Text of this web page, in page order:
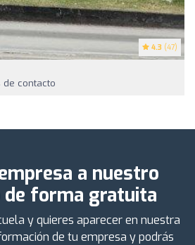
4.3 (47)
de contacto
a nuestro
forma gratuita
y quieres aparecer en nuestra
de tu empresa y podrás